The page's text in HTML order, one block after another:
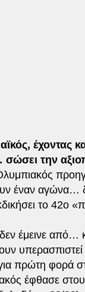
έχοντας
την
έναν αγώνα…
το
έμεινε από…
πρώτη φορά
έφθασε